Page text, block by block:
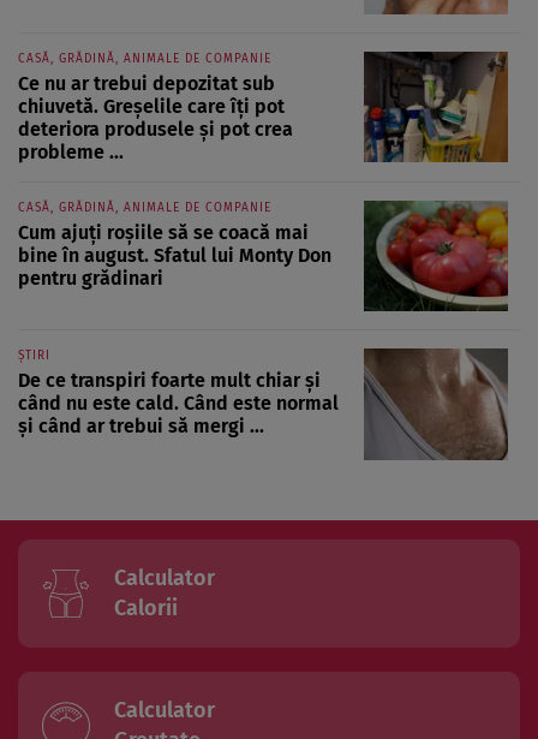
CASĂ, GRĂDINĂ, ANIMALE DE COMPANIE
Ce nu ar trebui depozitat sub
chiuvetă. Greșelile care îți pot
deteriora produsele și pot crea
probleme ...
CASĂ, GRĂDINĂ, ANIMALE DE COMPANIE
Cum ajuți roșiile să se coacă mai
bine în august. Sfatul lui Monty Don
pentru grădinari
ȘTIRI
De ce transpiri foarte mult chiar și
când nu este cald. Când este normal
și când ar trebui să mergi ...
Calculator
Calorii
Calculator